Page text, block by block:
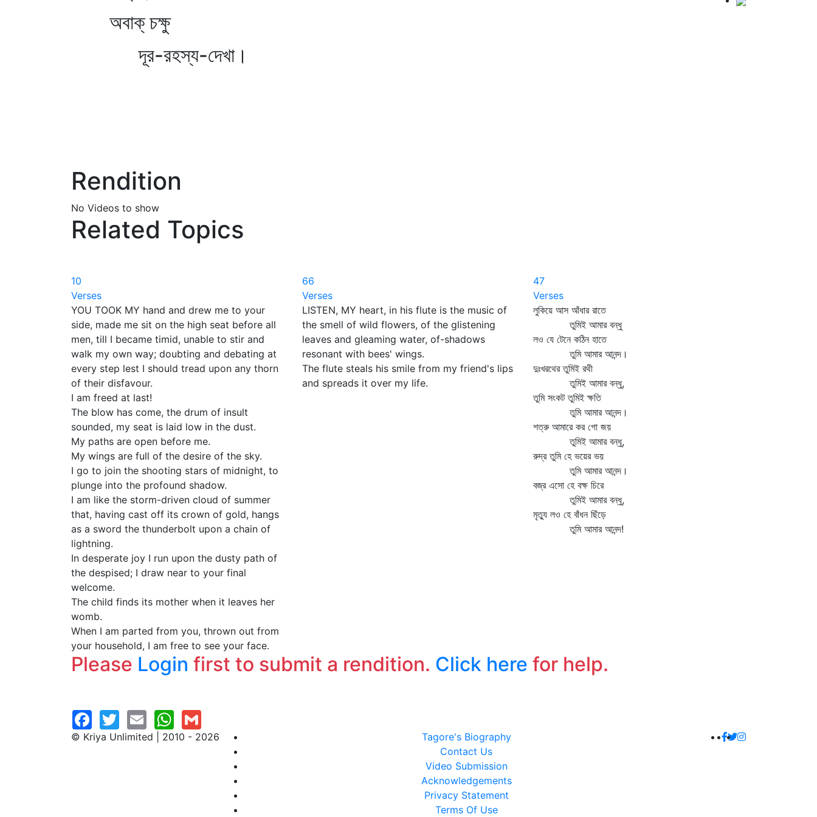
অবাক্‌ চক্ষু
দূর-রহস্য-দেখা।
Rendition
No Videos to show
Related Topics
10
Verses
YOU TOOK MY hand and drew me to your
side, made me sit on the high seat before all
men, till I became timid, unable to stir and
walk my own way; doubting and debating at
every step lest I should tread upon any thorn
of their disfavour.
I am freed at last!
The blow has come, the drum of insult
sounded, my seat is laid low in the dust.
My paths are open before me.
My wings are full of the desire of the sky.
I go to join the shooting stars of midnight, to
plunge into the profound shadow.
I am like the storm-driven cloud of summer
that, having cast off its crown of gold, hangs
as a sword the thunderbolt upon a chain of
lightning.
In desperate joy I run upon the dusty path of
the despised; I draw near to your final
welcome.
The child finds its mother when it leaves her
womb.
When I am parted from you, thrown out from
your household, I am free to see your face.
66
Verses
LISTEN, MY heart, in his flute is the music of
the smell of wild flowers, of the glistening
leaves and gleaming water, of-shadows
resonant with bees' wings.
The flute steals his smile from my friend's lips
and spreads it over my life.
47
Verses
লুকিয়ে আস আঁধার রাতে
তুমিই আমার বন্ধু
লও যে টেনে কঠিন হাতে
তুমি আমার আনন্দ।
দুঃখরথের তুমিই রথী
তুমিই আমার বন্ধু,
তুমি সংকট তুমিই ক্ষতি
তুমি আমার আনন্দ।
শত্রু আমারে কর গো জয়
তুমিই আমার বন্ধু,
রুদ্র তুমি হে ভয়ের ভয়
তুমি আমার আনন্দ।
বজ্র এসো হে বক্ষ চিরে
তুমিই আমার বন্ধু,
মৃত্যু লও হে বাঁধন ছিঁড়ে
তুমি আমার আনন্দ!
Please Login first to submit a rendition. Click here for help.
© Kriya Unlimited | 2010 - 2026
Tagore's Biography
Contact Us
Video Submission
Acknowledgements
Privacy Statement
Terms Of Use